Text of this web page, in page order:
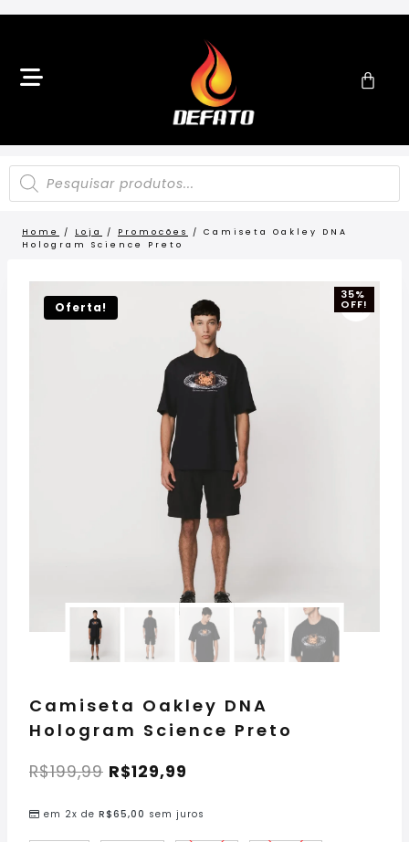
Home / Loja / Promocões /
Camiseta Oakley DNA
Hologram Science Preto
Oferta!
35%
OFF!
Camiseta Oakley DNA
Hologram Science Preto
R$199,99 R$129,99
em 2x de R$65,00 sem juros